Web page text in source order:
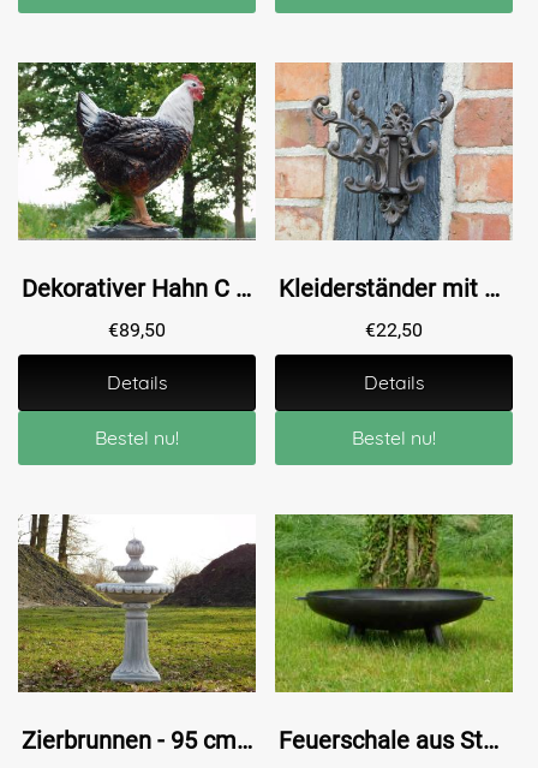
Dekorativer Hahn C – 53 x 42 cm – Polystone
€89,50
Details
Bestel nu!
Kleiderständer mit beweglichen Haken - Gusseisen - Braun
€22,50
Details
Bestel nu!
Zierbrunnen - 95 cm - Stein Feuerschale aus Stahl - Ø 80 cm